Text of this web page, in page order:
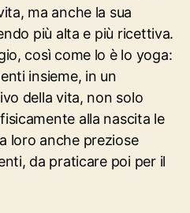
ma anche la sua
più alta e più ricettiva.
così come lo è lo yoga:
insieme, in un
della vita, non solo
alla nascita le
loro anche preziose
da praticare poi per il